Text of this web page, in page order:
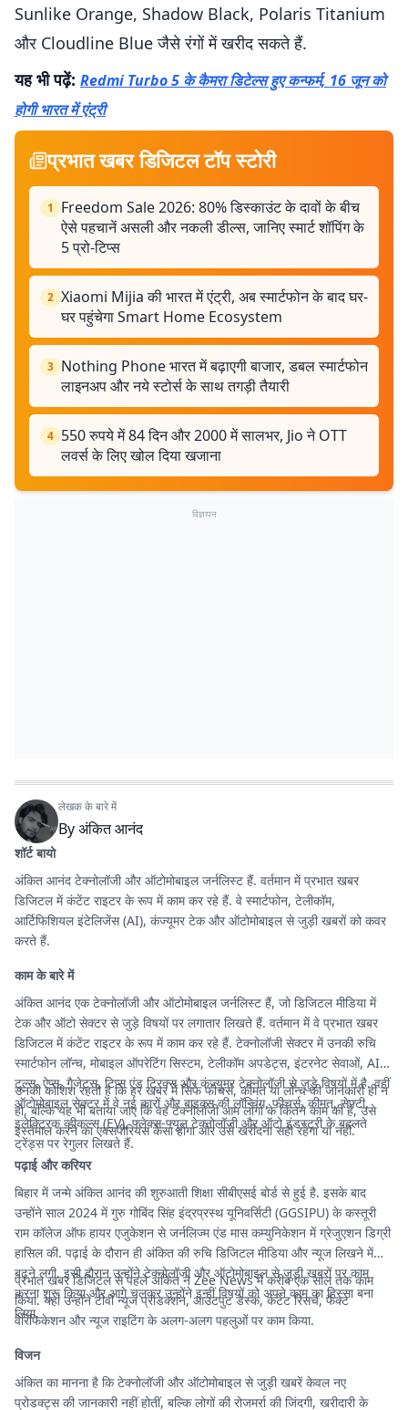
Sunlike Orange, Shadow Black, Polaris Titanium
और Cloudline Blue जैसे रंगों में खरीद सकते हैं.
यह भी पढ़ें: Redmi Turbo 5 के कैमरा डिटेल्स हुए कन्फर्म, 16 जून को
होगी भारत में एंट्री
प्रभात खबर डिजिटल टॉप स्टोरी
1
Freedom Sale 2026: 80% डिस्काउंट के दावों के बीच
ऐसे पहचानें असली और नकली डील्स, जानिए स्मार्ट शॉपिंग के
5 प्रो-टिप्स
2 Xiaomi Mijia की भारत में एंट्री, अब स्मार्टफोन के बाद घर-
घर पहुंचेगा Smart Home Ecosystem
3 Nothing Phone भारत में बढ़ाएगी बाजार, डबल स्मार्टफोन
लाइनअप और नये स्टोर्स के साथ तगड़ी तैयारी
4 550 रुपये में 84 दिन और 2000 में सालभर, Jio ने OTT
लवर्स के लिए खोल दिया खजाना
विज्ञापन
लेखक के बारे में
Byअंकित आनंद
शॉर्ट बायो
अंकित आनंद टेक्नोलॉजी और ऑटोमोबाइल जर्नलिस्ट हैं. वर्तमान में प्रभात खबर
डिजिटल में कंटेंट राइटर के रूप में काम कर रहे हैं. वे स्मार्टफोन, टेलीकॉम,
आर्टिफिशियल इंटेलिजेंस (AI), कंज्यूमर टेक और ऑटोमोबाइल से जुड़ी खबरों को कवर
करते हैं.
काम के बारे में
अंकित आनंद एक टेक्नोलॉजी और ऑटोमोबाइल जर्नलिस्ट हैं, जो डिजिटल मीडिया में
टेक और ऑटो सेक्टर से जुड़े विषयों पर लगातार लिखते हैं. वर्तमान में वे प्रभात खबर
डिजिटल में कंटेंट राइटर के रूप में काम कर रहे हैं. टेक्नोलॉजी सेक्टर में उनकी रुचि
स्मार्टफोन लॉन्च, मोबाइल ऑपरेटिंग सिस्टम, टेलीकॉम अपडेट्स, इंटरनेट सेवाओं, AI
टूल्स, ऐप्स, गैजेट्स, टिप्स एंड ट्रिक्स और कंज्यूमर टेक्नोलॉजी से जुड़े विषयों में है. वहीं
ऑटोमोबाइल सेक्टर में वे नई कारों और बाइक्स की लॉन्चिंग, फीचर्स, कीमत, सेफ्टी,
इलेक्ट्रिक व्हीकल्स (EV), फ्लेक्स-फ्यूल टेक्नोलॉजी और ऑटो इंडस्ट्री के बदलते
ट्रेंड्स पर रेगुलर लिखते हैं.
उनकी कोशिश रहती है कि हर खबर में सिर्फ फीचर्स, कीमत या लॉन्च की जानकारी ही न
हो, बल्कि यह भी बताया जाए कि वह टेक्नोलॉजी आम लोगों के कितने काम की है, उसे
इस्तेमाल करने का एक्सपीरियंस कैसा होगा और उसे खरीदना सही रहेगा या नहीं.
पढ़ाई और करियर
बिहार में जन्मे अंकित आनंद की शुरुआती शिक्षा सीबीएसई बोर्ड से हुई है. इसके बाद
उन्होंने साल 2024 में गुरु गोबिंद सिंह इंद्रप्रस्थ यूनिवर्सिटी (GGSIPU) के कस्तूरी
राम कॉलेज ऑफ हायर एजुकेशन से जर्नलिज्म एंड मास कम्युनिकेशन में ग्रेजुएशन डिग्री
हासिल की. पढ़ाई के दौरान ही अंकित की रुचि डिजिटल मीडिया और न्यूज लिखने में
बढ़ने लगी. इसी दौरान उन्होंने टेक्नोलॉजी और ऑटोमोबाइल से जुड़ी खबरों पर काम
करना शुरू किया और आगे चलकर उन्होंने इन्हीं विषयों को अपने काम का हिस्सा बना
लिया.
प्रभात खबर डिजिटल से पहले अंकित ने Zee News में करीब एक साल तक काम
किया. यहां उन्होंने टीवी न्यूज प्रोडक्शन, आउटपुट डेस्क, कंटेंट रिसर्च, फैक्ट
वेरिफिकेशन और न्यूज राइटिंग के अलग-अलग पहलुओं पर काम किया.
विजन
अंकित का मानना है कि टेक्नोलॉजी और ऑटोमोबाइल से जुड़ी खबरें केवल नए
प्रोडक्ट्स की जानकारी नहीं होतीं, बल्कि लोगों की रोजमर्रा की जिंदगी, खरीदारी के